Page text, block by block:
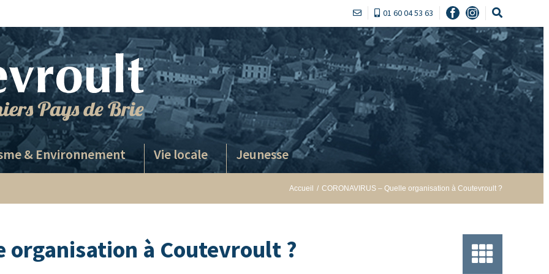
Facebook
Instagram
01 60 04 53 63
& Environnement Vie locale Jeunesse
Accueil / CORONAVIRUS – Quelle organisation à Coutevroult ?
organisation à Coutevroult ?